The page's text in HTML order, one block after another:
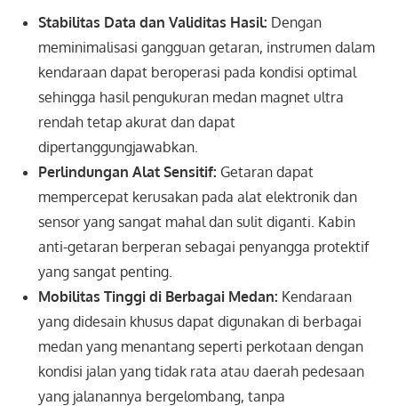
Stabilitas Data dan Validitas Hasil: Dengan
meminimalisasi gangguan getaran, instrumen dalam
kendaraan dapat beroperasi pada kondisi optimal
sehingga hasil pengukuran medan magnet ultra
rendah tetap akurat dan dapat
dipertanggungjawabkan.
Perlindungan Alat Sensitif: Getaran dapat
mempercepat kerusakan pada alat elektronik dan
sensor yang sangat mahal dan sulit diganti. Kabin
anti-getaran berperan sebagai penyangga protektif
yang sangat penting.
Mobilitas Tinggi di Berbagai Medan: Kendaraan
yang didesain khusus dapat digunakan di berbagai
medan yang menantang seperti perkotaan dengan
kondisi jalan yang tidak rata atau daerah pedesaan
yang jalanannya bergelombang, tanpa